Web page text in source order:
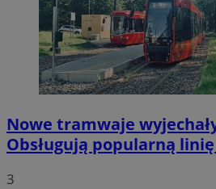
Nowe tramwaje
Obsługują popularną
3